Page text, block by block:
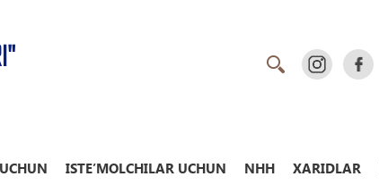
ISTE’MOLCHILAR UCHUN NHH XARIDLAR